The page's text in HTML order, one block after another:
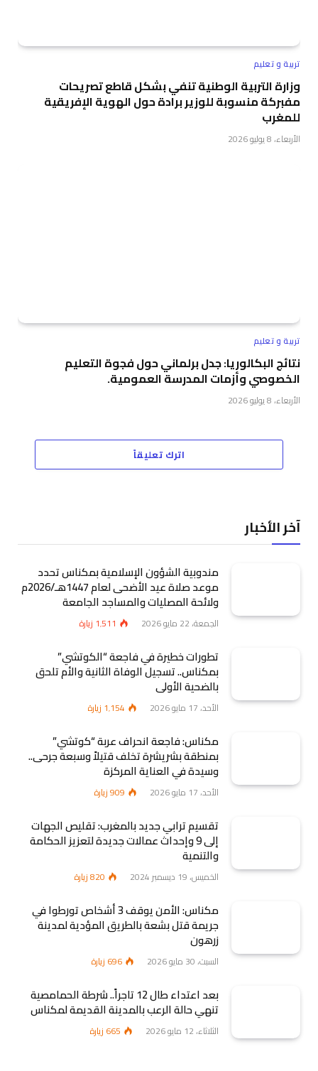
تربية و تعليم
وزارة التربية الوطنية تنفي بشكل قاطع تصريحات
مفبركة منسوبة للوزير برادة حول الهوية الإفريقية
للمغرب
الأربعاء، 8 يوليو 2026
تربية و تعليم
نتائج البكالوريا: جدل برلماني حول فجوة التعليم
الخصوصي وأزمات المدرسة العمومية.
الأربعاء، 8 يوليو 2026
اترك تعليقاً
آخر الأخبار
مندوبية الشؤون الإسلامية بمكناس تحدد
موعد صلاة عيد الأضحى لعام 1447هـ/2026م
ولائحة المصليات والمساجد الجامعة
الجمعة، 22 مايو 2026 1٬511 زيارة
تطورات خطيرة في فاجعة “الكوتشي”
بمكناس.. تسجيل الوفاة الثانية والأم تلحق
بالضحية الأولى
الأحد، 17 مايو 2026 1٬154 زيارة
مكناس: فاجعة انحراف عربة “كوتشي”
بمنطقة بشريشرة تخلف قتيلاً وسبعة جرحى..
وسيدة في العناية المركزة
الأحد، 17 مايو 2026 909زيارة
تقسيم ترابي جديد بالمغرب: تقليص الجهات
إلى 9 وإحداث عمالات جديدة لتعزيز الحكامة
والتنمية
الخميس، 19 ديسمبر 2024 820زيارة
مكناس: الأمن يوقف 3 أشخاص تورطوا في
جريمة قتل بشعة بالطريق المؤدية لمدينة
زرهون
السبت، 30 مايو 2026 696 زيارة
بعد اعتداء طال 12 تاجراً.. شرطة الحمامصية
تنهي حالة الرعب بالمدينة القديمة لمكناس
الثلاثاء، 12 مايو 2026 665 زيارة